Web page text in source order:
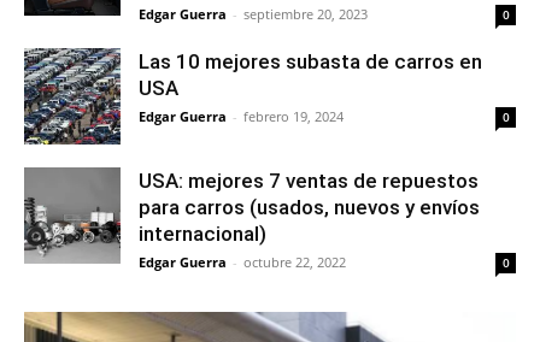
Edgar Guerra - septiembre 20, 2023 0
Las 10 mejores subasta de carros en
USA
Edgar Guerra - febrero 19, 2024 0
USA: mejores 7 ventas de repuestos
para carros (usados, nuevos y envíos
internacional)
Edgar Guerra - octubre 22, 2022 0